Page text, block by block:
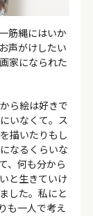
筋縄にはいか
声がけしたい
家になられた
ら絵は好きで
いなくて。ス
描いたりもし
なるくらいな
、何も分から
と生きていけ
した。私にと
も一人で考え